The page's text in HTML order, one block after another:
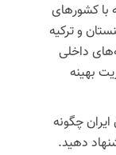
با کشورهای
و ترکیه
داخلی
بهینه
چگونه
دهید.